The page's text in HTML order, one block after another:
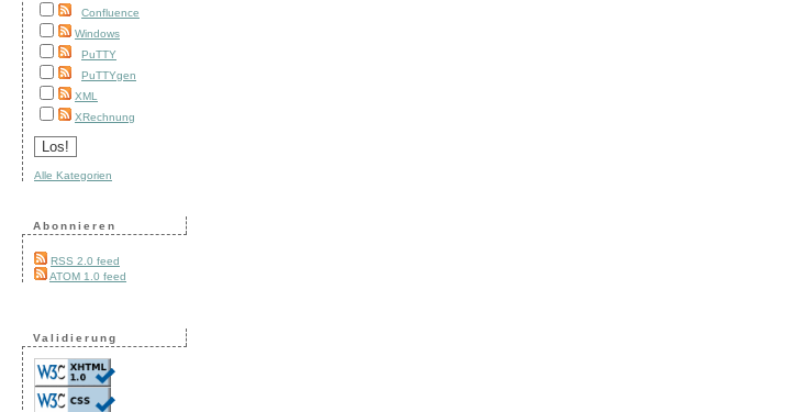
Confluence
Windows
PuTTY
PuTTYgen
XML
XRechnung
Alle Kategorien
Abonnieren
RSS 2.0 feed
ATOM 1.0 feed
Validierung